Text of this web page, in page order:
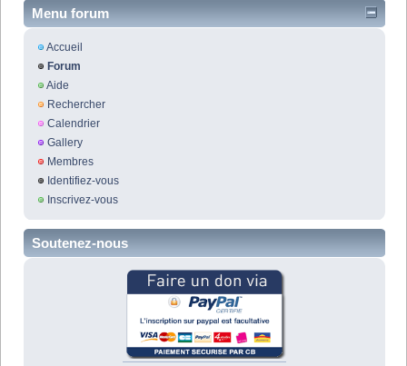
Menu forum
Accueil
Forum
Aide
Rechercher
Calendrier
Gallery
Membres
Identifiez-vous
Inscrivez-vous
Soutenez-nous